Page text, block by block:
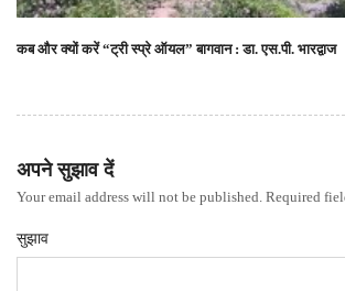
कब और क्यों करें “ट्री स्प्रे ऑयल” बागवान : डा. एस.पी. भारद्वाज
अपने सुझाव दें
Your email address will not be published. Required
सुझाव